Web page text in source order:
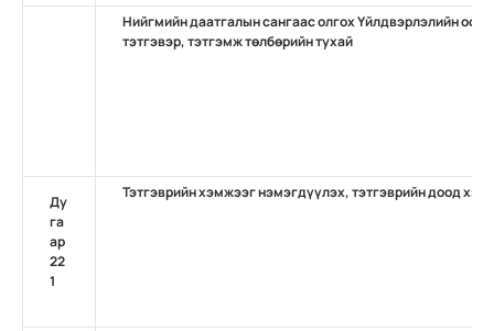
Нийгмийн даатгалын сангаас олгох Үйлдвэрлэлийн
тэтгэвэр, тэтгэмж төлбөрийн тухай
Ду
га
ар
22
1
Тэтгэврийн хэмжээг нэмэгдүүлэх, тэтгэврийн доод